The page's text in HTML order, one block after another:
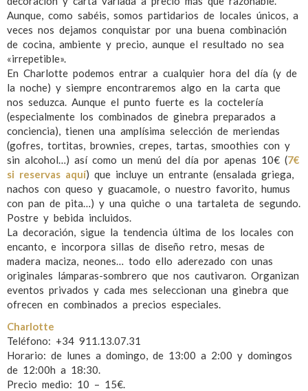
Aunque, como sabéis, somos partidarios de locales únicos, a
veces nos dejamos conquistar por una buena combinación
de cocina, ambiente y precio, aunque el resultado no sea
«irrepetible».
En Charlotte podemos entrar a cualquier hora del día (y de
la noche) y siempre encontraremos algo en la carta que
nos seduzca. Aunque el punto fuerte es la coctelería
(especialmente los combinados de ginebra preparados a
conciencia), tienen una amplísima selección de meriendas
(gofres, tortitas, brownies, crepes, tartas, smoothies con y
sin alcohol…) así como un menú del día por apenas 10€ (7€
si reservas aquí) que incluye un entrante (ensalada griega,
nachos con queso y guacamole, o nuestro favorito, humus
con pan de pita…) y una quiche o una tartaleta de segundo.
Postre y bebida incluidos.
La decoración, sigue la tendencia última de los locales con
encanto, e incorpora sillas de diseño retro, mesas de
madera maciza, neones… todo ello aderezado con unas
originales lámparas-sombrero que nos cautivaron. Organizan
eventos privados y cada mes seleccionan una ginebra que
ofrecen en combinados a precios especiales.
Charlotte
Teléfono: +34 911.13.07.31
Horario: de lunes a domingo, de 13:00 a 2:00 y domingos
de 12:00h a 18:30.
Precio medio: 10 – 15€.